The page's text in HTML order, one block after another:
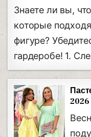
Знаете ли вы,
которые
фигуре?
гардеробе! 1.
2026